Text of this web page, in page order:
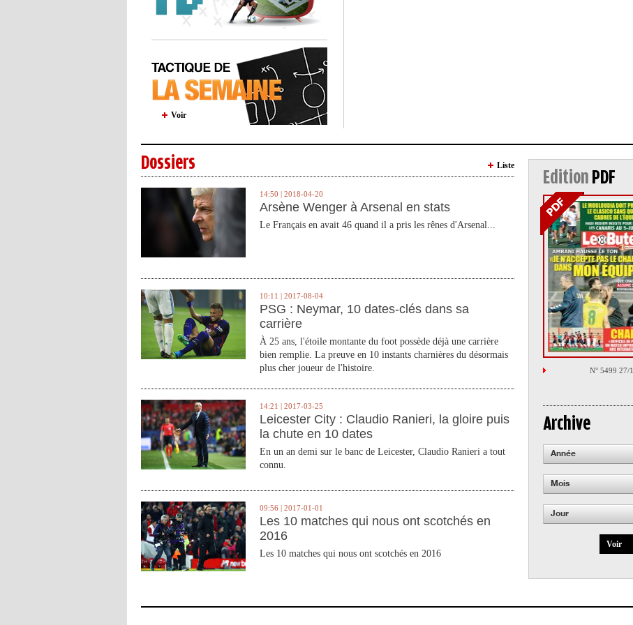
Voir
Dossiers Liste
14:50 | 2018-04-20
Arsène Wenger à Arsenal en stats
Le Français en avait 46 quand il a pris les rênes d'Arsenal...
10:11 | 2017-08-04
PSG : Neymar, 10 dates-clés dans sa
carrière
À 25 ans, l'étoile montante du foot possède déjà une carrière
bien remplie. La preuve en 10 instants charnières du désormais
plus cher joueur de l'histoire.
14:21 | 2017-03-25
Leicester City : Claudio Ranieri, la gloire puis
la chute en 10 dates
En un an demi sur le banc de Leicester, Claudio Ranieri a tout
connu.
09:56 | 2017-01-01
Les 10 matches qui nous ont scotchés en
2016
Les 10 matches qui nous ont scotchés en 2016
Edition PDF
N° 5499 27/
Archive
Année
Mois
Jour
Voir